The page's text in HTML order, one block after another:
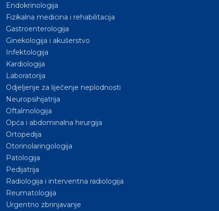
Endokrinologija
Fizikalna medicina i rehabilitacija
Gastroenterologija
Ginekologija i akušerstvo
Infektologija
Kardiologija
Laboratorija
Odjeljenje za liječenje neplodnosti
Neuropsihijatrija
Oftalmologija
Opća i abdominalna hirurgija
Ortopedija
Otorinolaringologija
Patologija
Pedijatrija
Radiologija i interventna radiologija
Reumatologija
Urgentno zbrinjavanje